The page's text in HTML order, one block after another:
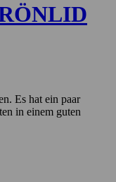
Es hat ein paar
in einem guten